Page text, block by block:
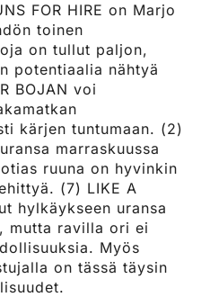
FOR HIRE on Marjo
toinen
on tullut paljon,
potentiaalia nähtyä
BOJAN voi
kärjen tuntumaan. (2)
marraskuussa
ruuna on hyvinkin
(7) LIKE A
hylkäykseen uransa
mutta ravilla ori ei
Myös
on tässä täysin